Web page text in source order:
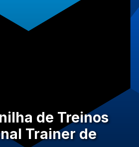
de Treinos
Trainer de